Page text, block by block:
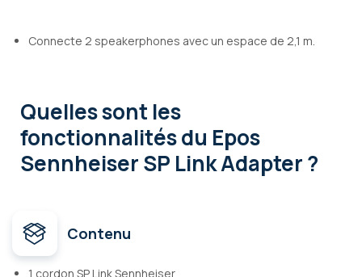
Connecte 2 speakerphones avec un espace de 2,1 m.
Quelles sont les
fonctionnalitésdu Epos
Sennheiser SP Link Adapter ?
Contenu
1 cordon SP Link Sennheiser